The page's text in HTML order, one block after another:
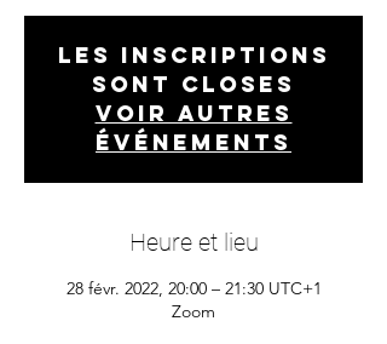
Les inscriptions
sont closes
Voir autres
événements
Heure et lieu
28 févr. 2022, 20:00 – 21:30 UTC+1
Zoom